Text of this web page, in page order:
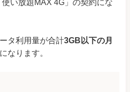
い放題MAX 4G」の契約にな
タ利用量が合計3GB以下の月
になります。